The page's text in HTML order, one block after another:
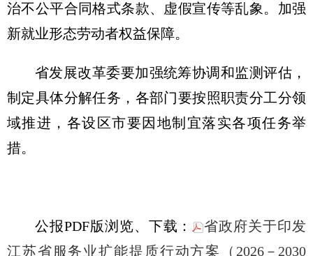
治不公平合同格式条款、虚假宣传等乱象。加强
新就业形态劳动者权益保障。
省发展改革委要加强统筹协调和监测评估，
制定具体分解任务，各部门要按照职责分工分领
域推进，各设区市要因地制宜落实各项任务举
措。
公报PDF版浏览、下载：
省政府关于印发
江苏省服务业扩能提质行动方案（2026－2030